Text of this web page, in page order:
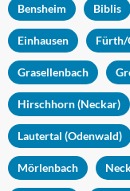
Bensheim Biblis
Einhausen Fürth/
Grasellenbach
Hirschhorn (Neckar)
Lautertal (Odenwald)
Mörlenbach